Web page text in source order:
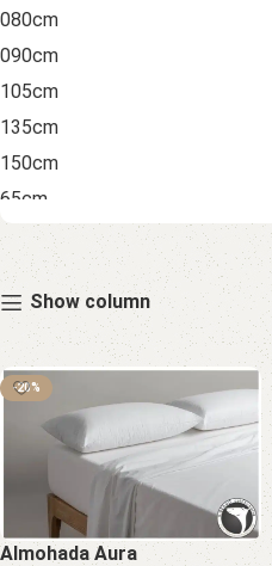
080cm
090cm
105cm
135cm
150cm
65cm
Show column
-20%
Almohada Aura